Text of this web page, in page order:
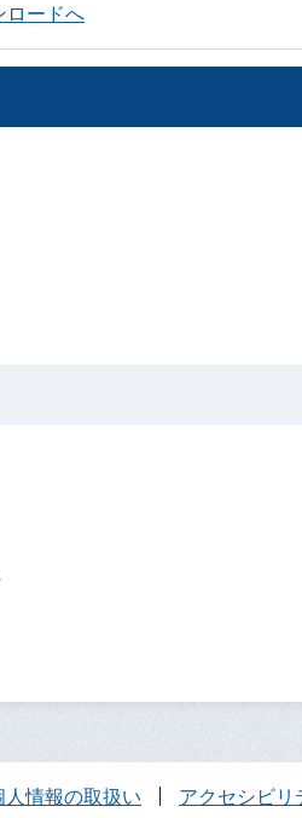
ードへ
人情報の取扱い アクセシビリ